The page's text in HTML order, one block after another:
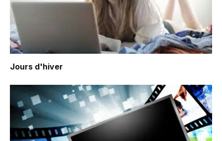
Jours d'hiver